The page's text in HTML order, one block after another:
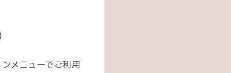
メニューでご利用